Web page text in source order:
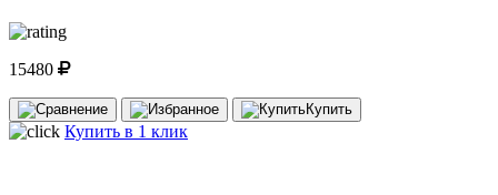
15480
Купить
Купить в 1 клик